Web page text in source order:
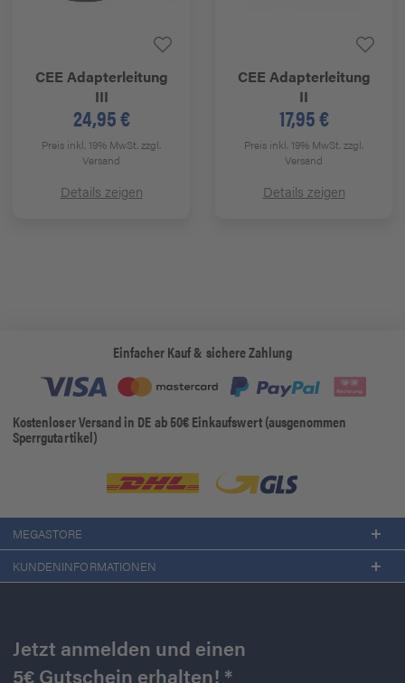
CEE Adapterleitung
III
24,95 €
Preis inkl. 19% MwSt.zzgl.
Versand
Details zeigen
CEE Adapterleitung
II
17,95 €
Preis inkl. 19% MwSt.zzgl.
Versand
Details zeigen
Einfacher Kauf & sichere Zahlung
Kostenloser Versand in DE ab 50€ Einkaufswert (ausgenommen
Sperrgutartikel)
MEGASTORE
KUNDENINFORMATIONEN
Jetzt anmelden und einen
5€ Gutschein erhalten! *